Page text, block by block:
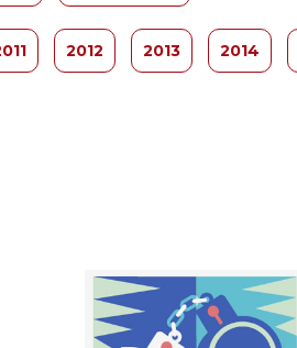
2012 2013 2014